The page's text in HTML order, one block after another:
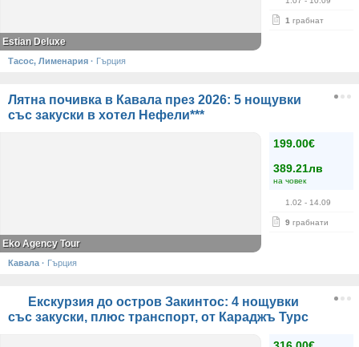
1 грабнат
Estian Deluxe
Тасос, Лименария · Гърция
Лятна почивка в Кавала през 2026: 5 нощувки
със закуски в хотел Нефели***
199.00€
389.21лв
на човек
1.02 - 14.09
9 грабнати
Eko Agency Tour
Кавала · Гърция
Екскурзия до остров Закинтос: 4 нощувки
със закуски, плюс транспорт, от Караджъ Турс